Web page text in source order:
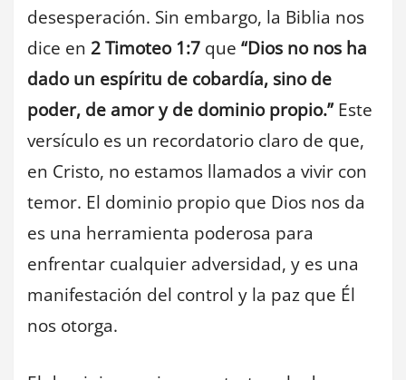
desesperación. Sin embargo, la Biblia nos
dice en 2 Timoteo 1:7 que “Dios no nos ha
dado un espíritu de cobardía, sino de
poder, de amor y de dominio propio.” Este
versículo es un recordatorio claro de que,
en Cristo, no estamos llamados a vivir con
temor. El dominio propio que Dios nos da
es una herramienta poderosa para
enfrentar cualquier adversidad, y es una
manifestación del control y la paz que Él
nos otorga.